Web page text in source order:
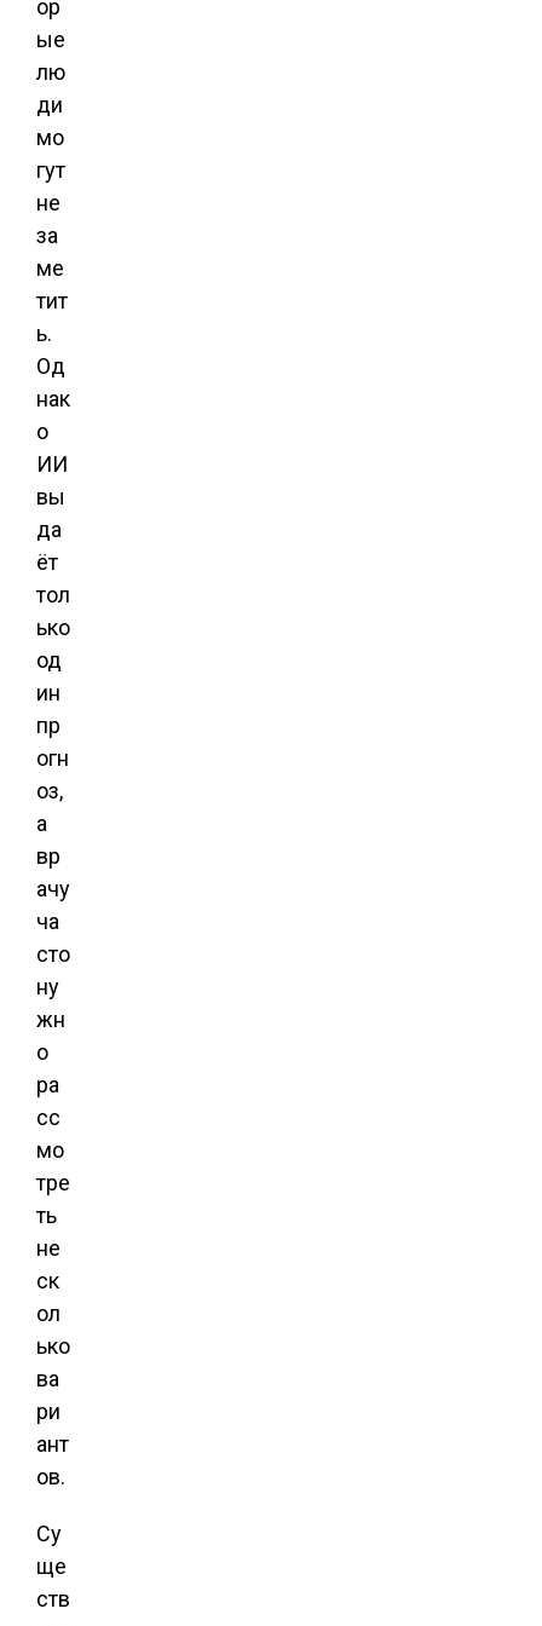
ор
ые
лю
ди
мо
гут
не
за
ме
тит
ь.
Од
нак
о
ИИ
вы
да
ёт
тол
ько
од
ин
пр
огн
оз,
а
вр
ачу
ча
сто
ну
жн
о
ра
сс
мо
тре
ть
не
ск
ол
ько
ва
ри
ант
ов.
Су
ще
ств